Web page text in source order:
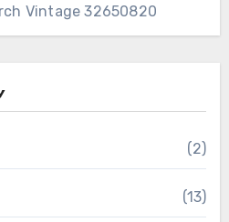
Vintage 32650820
(2)
(13)